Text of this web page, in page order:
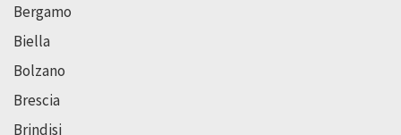
Bergamo
Biella
Bolzano
Brescia
Brindisi